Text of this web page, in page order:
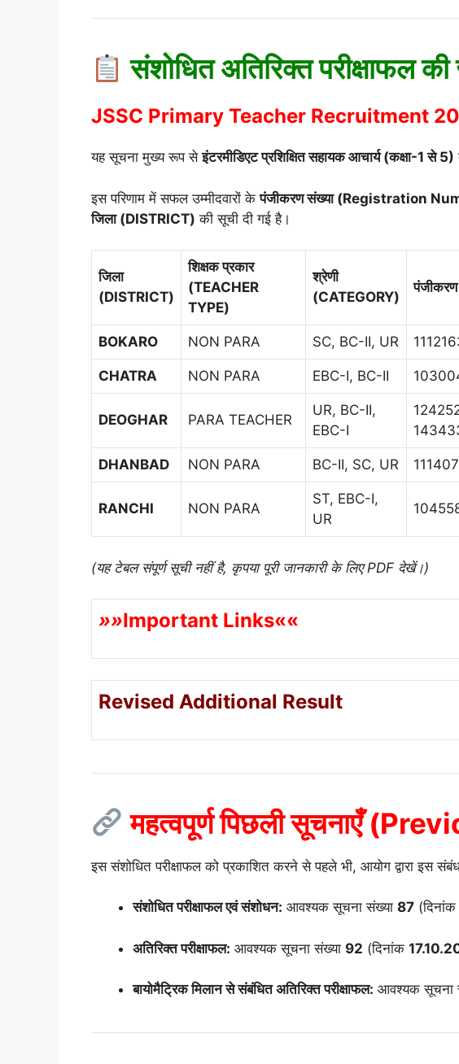
संशोधित अतिरिक्त परीक्षाफल की
JSSC Primary Teacher Recruitment
यह सूचना मुख्य रूप सेइंटरमीडिएट प्रशिक्षित सहायक आचार्य (कक्षा-1 से 5)
इस परिणाम में सफल उम्मीदवारों केपंजीकरण संख्या (Registration
जिला (DISTRICT) की सूची दी गई है।
जिला
(DISTRICT)
शिक्षक प्रकार
(TEACHER
TYPE)
श्रेणी
(CATEGORY)
BOKARO NON PARA SC, BC-II, UR
CHATRA NON PARA EBC-I, BC-II
DEOGHAR PARA TEACHER
UR, BC-II,
EBC-I
DHANBAD NON PARA BC-II, SC, UR
RANCHI NON PARA
ST, EBC-I,
UR
(यह टेबल संपूर्ण सूची नहीं है, कृपया पूरी जानकारी के लिए PDF देखें।)
»»Important Links««
Revised Additional Result
महत्वपूर्ण पिछली सूचनाएँ
इस संशोधित परीक्षाफल को प्रकाशित करने से पहले भी, आयोग द्वारा इस
संशोधित परीक्षाफल एवं संशोधन: आवश्यक सूचना संख्या 87 (दिनांक
अतिरिक्त परीक्षाफल: आवश्यक सूचना संख्या 92 (दिनांक
बायोमैट्रिक मिलान से संबंधित अतिरिक्त परीक्षाफल: आवश्यक सूचना